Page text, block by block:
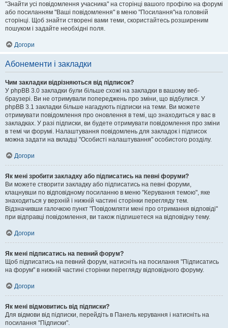
"Знайти усі повідомлення учасника" на сторінці вашого профілю на форумі
або посиланням "Ваші повідомлення" в меню "Посилання"на головній
сторінці. Щоб знайти створені вами теми, скористайтесь розширеним
пошуком і задайте необхідні поля.
Догори
Абонементи і закладки
Чим закладки відрізняються від підписок?
У phpBB 3.0 закладки були більше схожі на закладки в вашому веб-
браузері. Ви не отримували попереджень про зміни, що відбулися. У
phpBB 3.1 закладки більше нагадують підписки на теми. Ви можете
отримувати повідомлення про оновлення в темі, що знаходиться у вас в
закладках. У разі підписки, ви будете отримувати повідомлення про зміни
в темі чи форумі. Налаштування повідомлень для закладок і підписок
можна задати на вкладці "Особисті налаштування" особистого розділу.
Догори
Як мені зробити закладку або підписатись на певні форуми?
Ви можете створити закладку або підписатись на певні форуми,
клацнувши по відповідному посиланню в меню "Керування темою", яке
знаходиться у верхній і нижній частині сторінки перегляду тем.
Відзначивши галочкою пункт "Повідомляти мені про отримання відповіді"
при відправці повідомлення, ви також підпишетеся на відповідну тему.
Догори
Як мені підписатись на певний форум?
Щоб підписатись на певний форум, натисніть на посилання "Підписатись
на форум" в нижній частині сторінки перегляду відповідного форуму.
Догори
Як мені відмовитись від підписки?
Для відмови від підписки, перейдіть в Панель керування і натисніть на
посилання "Підписки".